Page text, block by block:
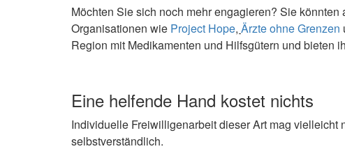
Möchten Sie sich noch mehr engagieren? Sie
Organisationen wie Project Hope, Ärzte ohne Grenzen
Region mit Medikamenten und Hilfsgütern und bieten
Eine helfende Hand kostet nichts
Individuelle Freiwilligenarbeit dieser Art mag
selbstverständlich.